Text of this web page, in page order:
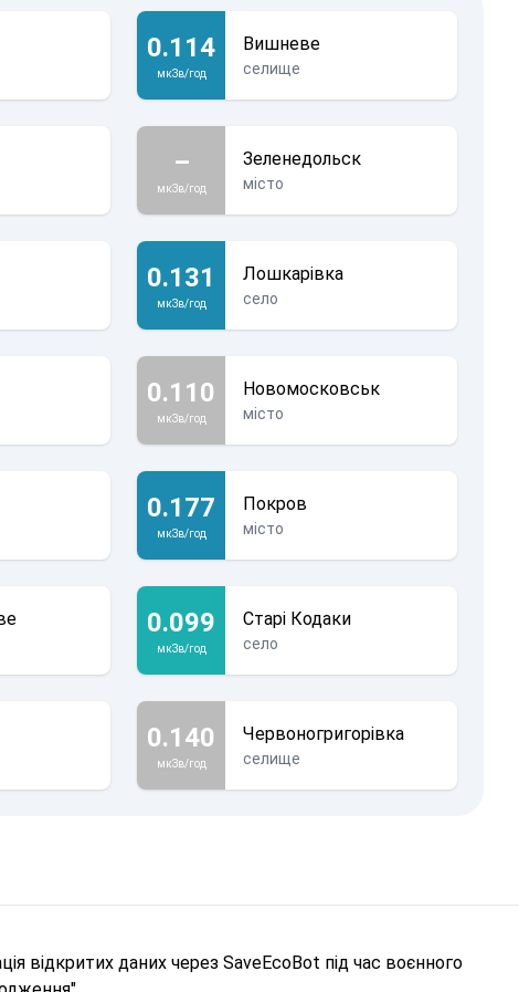
0.114
мкЗв/год
Вишневе
селище
–
мкЗв/год
Зеленедольск
місто
0.131
мкЗв/год
Лошкарівка
село
0.110
мкЗв/год
Новомосковськ
місто
0.177
мкЗв/год
Покров
місто
0.099
мкЗв/год
Старі Кодаки
село
0.140
мкЗв/год
Червоногригорівка
селище
відкритих даних через SaveEcoBot під час воєнного